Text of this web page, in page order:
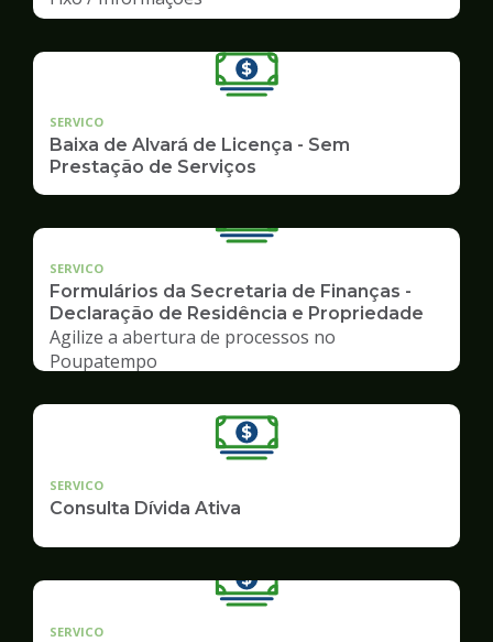
SERVICO
Baixa de Alvará de Licença - Sem
Prestação de Serviços
SERVICO
Formulários da Secretaria de Finanças -
Declaração de Residência e Propriedade
Agilize a abertura de processos no
Poupatempo
SERVICO
Consulta Dívida Ativa
SERVICO